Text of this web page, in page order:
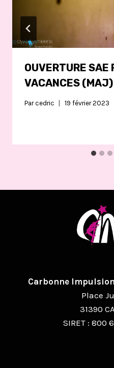
OUVERTURE SAE
VACANCES (MAJ)
Par cedric 19 février 2023
Carbonne
Place
31390
SIRET : 800